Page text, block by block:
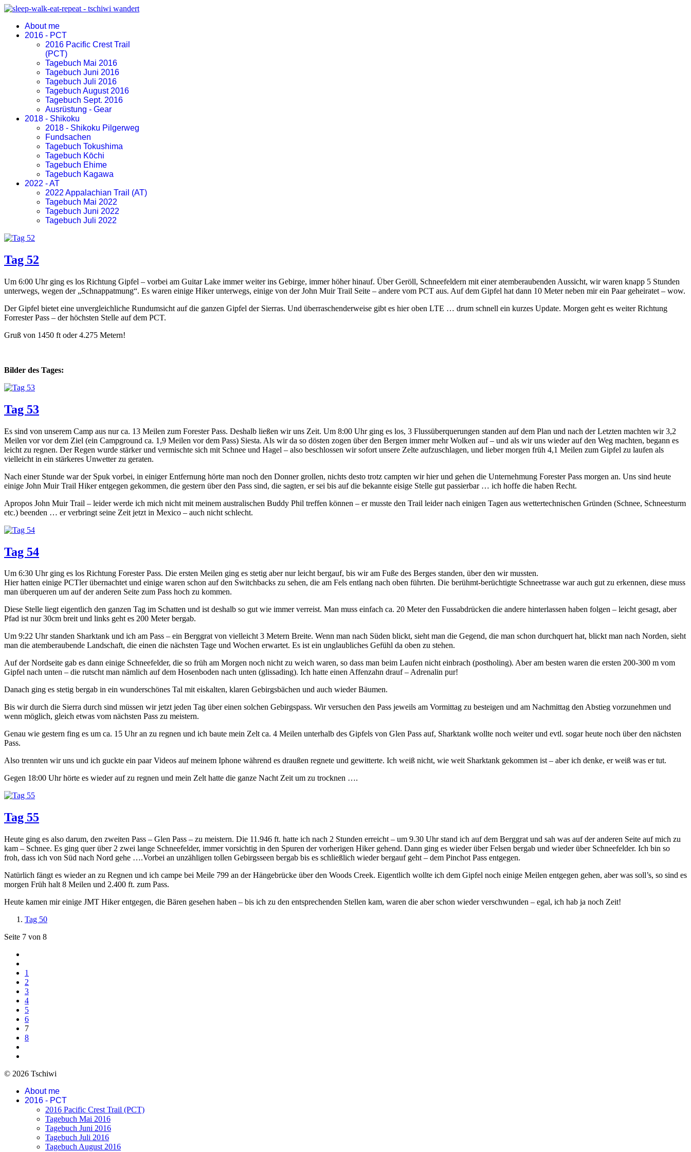
About me
2016 - PCT
2016 Pacific Crest Trail
(PCT)
Tagebuch Mai 2016
Tagebuch Juni 2016
Tagebuch Juli 2016
Tagebuch August 2016
Tagebuch Sept. 2016
Ausrüstung - Gear
2018 - Shikoku
2018 - Shikoku Pilgerweg
Fundsachen
Tagebuch Tokushima
Tagebuch Kōchi
Tagebuch Ehime
Tagebuch Kagawa
2022 - AT
2022 Appalachian Trail (AT)
Tagebuch Mai 2022
Tagebuch Juni 2022
Tagebuch Juli 2022
Tag 52
Um 6:00 Uhr ging es los Richtung Gipfel – vorbei am Guitar Lake immer weiter ins Gebirge, immer höher hinauf. Über Geröll, Schneefeldern mit einer atemberaubenden Aussicht, wir waren knapp 5 Stunden
unterwegs, wegen der „Schnappatmung“. Es waren einige Hiker unterwegs, einige von der John Muir Trail Seite – andere vom PCT aus. Auf dem Gipfel hat dann 10 Meter neben mir ein Paar geheiratet – wow.
Der Gipfel bietet eine unvergleichliche Rundumsicht auf die ganzen Gipfel der Sierras. Und überraschenderweise gibt es hier oben LTE … drum schnell ein kurzes Update. Morgen geht es weiter Richtung
Forrester Pass – der höchsten Stelle auf dem PCT.
Gruß von 1450 ft oder 4.275 Metern!
Bilder des Tages:
Tag 53
Es sind von unserem Camp aus nur ca. 13 Meilen zum Forester Pass. Deshalb ließen wir uns Zeit. Um 8:00 Uhr ging es los, 3 Flussüberquerungen standen auf dem Plan und nach der Letzten machten wir 3,2
Meilen vor vor dem Ziel (ein Campground ca. 1,9 Meilen vor dem Pass) Siesta. Als wir da so dösten zogen über den Bergen immer mehr Wolken auf – und als wir uns wieder auf den Weg machten, begann es
leicht zu regnen. Der Regen wurde stärker und vermischte sich mit Schnee und Hagel – also beschlossen wir sofort unsere Zelte aufzuschlagen, und lieber morgen früh 4,1 Meilen zum Gipfel zu laufen als
vielleicht in ein stärkeres Unwetter zu geraten.
Nach einer Stunde war der Spuk vorbei, in einiger Entfernung hörte man noch den Donner grollen, nichts desto trotz campten wir hier und gehen die Unternehmung Forester Pass morgen an. Uns sind heute
einige John Muir Trail Hiker entgegen gekommen, die gestern über den Pass sind, die sagten, er sei bis auf die bekannte eisige Stelle gut passierbar … ich hoffe die haben Recht.
Apropos John Muir Trail – leider werde ich mich nicht mit meinem australischen Buddy Phil treffen können – er musste den Trail leider nach einigen Tagen aus wettertechnischen Gründen (Schnee, Schneesturm
etc.) beenden … er verbringt seine Zeit jetzt in Mexico – auch nicht schlecht.
Tag 54
Um 6:30 Uhr ging es los Richtung Forester Pass. Die ersten Meilen ging es stetig aber nur leicht bergauf, bis wir am Fuße des Berges standen, über den wir mussten.
Hier hatten einige PCTler übernachtet und einige waren schon auf den Switchbacks zu sehen, die am Fels entlang nach oben führten. Die berühmt-berüchtigte Schneetrasse war auch gut zu erkennen, diese muss
man überqueren um auf der anderen Seite zum Pass hoch zu kommen.
Diese Stelle liegt eigentlich den ganzen Tag im Schatten und ist deshalb so gut wie immer verreist. Man muss einfach ca. 20 Meter den Fussabdrücken die andere hinterlassen haben folgen – leicht gesagt, aber
Pfad ist nur 30cm breit und links geht es 200 Meter bergab.
Um 9:22 Uhr standen Sharktank und ich am Pass – ein Berggrat von vielleicht 3 Metern Breite. Wenn man nach Süden blickt, sieht man die Gegend, die man schon durchquert hat, blickt man nach Norden, sieht
man die atemberaubende Landschaft, die einen die nächsten Tage und Wochen erwartet. Es ist ein unglaubliches Gefühl da oben zu stehen.
Auf der Nordseite gab es dann einige Schneefelder, die so früh am Morgen noch nicht zu weich waren, so dass man beim Laufen nicht einbrach (postholing). Aber am besten waren die ersten 200-300 m vom
Gipfel nach unten – die rutscht man nämlich auf dem Hosenboden nach unten (glissading). Ich hatte einen Affenzahn drauf – Adrenalin pur!
Danach ging es stetig bergab in ein wunderschönes Tal mit eiskalten, klaren Gebirgsbächen und auch wieder Bäumen.
Bis wir durch die Sierra durch sind müssen wir jetzt jeden Tag über einen solchen Gebirgspass. Wir versuchen den Pass jeweils am Vormittag zu besteigen und am Nachmittag den Abstieg vorzunehmen und
wenn möglich, gleich etwas vom nächsten Pass zu meistern.
Genau wie gestern fing es um ca. 15 Uhr an zu regnen und ich baute mein Zelt ca. 4 Meilen unterhalb des Gipfels von Glen Pass auf, Sharktank wollte noch weiter und evtl. sogar heute noch über den nächsten
Pass.
Also trennten wir uns und ich guckte ein paar Videos auf meinem Iphone während es draußen regnete und gewitterte. Ich weiß nicht, wie weit Sharktank gekommen ist – aber ich denke, er weiß was er tut.
Gegen 18:00 Uhr hörte es wieder auf zu regnen und mein Zelt hatte die ganze Nacht Zeit um zu trocknen ….
Tag 55
Heute ging es also darum, den zweiten Pass – Glen Pass – zu meistern. Die 11.946 ft. hatte ich nach 2 Stunden erreicht – um 9.30 Uhr stand ich auf dem Berggrat und sah was auf der anderen Seite auf mich zu
kam – Schnee. Es ging quer über 2 zwei lange Schneefelder, immer vorsichtig in den Spuren der vorherigen Hiker gehend. Dann ging es wieder über Felsen bergab und wieder über Schneefelder. Ich bin so
froh, dass ich von Süd nach Nord gehe ….Vorbei an unzähligen tollen Gebirgsseen bergab bis es schließlich wieder bergauf geht – dem Pinchot Pass entgegen.
Natürlich fängt es wieder an zu Regnen und ich campe bei Meile 799 an der Hängebrücke über den Woods Creek. Eigentlich wollte ich dem Gipfel noch einige Meilen entgegen gehen, aber was soll’s, so sind es
morgen Früh halt 8 Meilen und 2.400 ft. zum Pass.
Heute kamen mir einige JMT Hiker entgegen, die Bären gesehen haben – bis ich zu den entsprechenden Stellen kam, waren die aber schon wieder verschwunden – egal, ich hab ja noch Zeit!
Tag 50
Seite 7 von 8
1
2
3
4
5
6
7
8
© 2026 Tschiwi
About me
2016 - PCT
2016 Pacific Crest Trail (PCT)
Tagebuch Mai 2016
Tagebuch Juni 2016
Tagebuch Juli 2016
Tagebuch August 2016